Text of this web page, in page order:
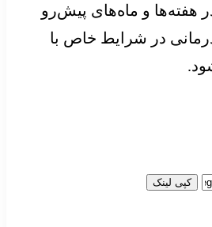
هفته‌ها و ماه‌های پیش‌رو
در شرایط خاص با
کپی لینک